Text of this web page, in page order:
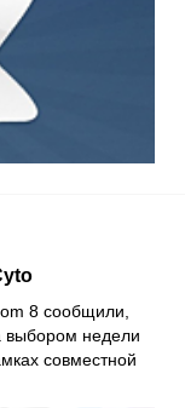
8 сообщили,
выбором недели
совместной